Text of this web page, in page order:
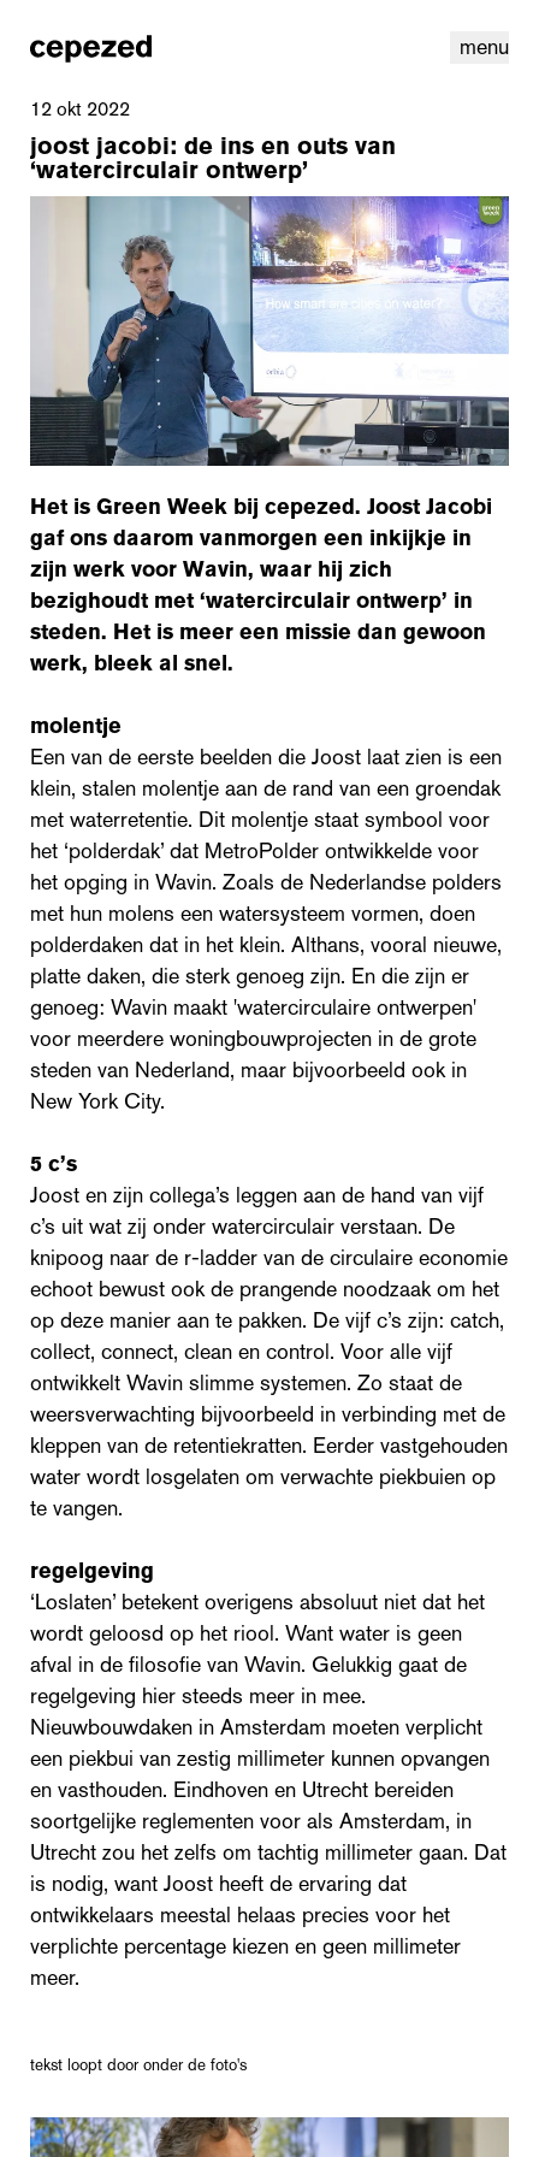
menu
linkedininstagram cookiesnl | en
12 okt 2022
joost jacobi: de ins en outs van
‘watercirculair ontwerp’
Het is Green Week bij cepezed. Joost Jacobi
gaf ons daarom vanmorgen een inkijkje in
zijn werk voor Wavin, waar hij zich
bezighoudt met ‘watercirculair ontwerp’ in
steden. Het is meer een missie dan gewoon
werk, bleek al snel.
molentje
Een van de eerste beelden die Joost laat zien is een
klein, stalen molentje aan de rand van een groendak
met waterretentie. Dit molentje staat symbool voor
het ‘polderdak’ dat MetroPolder ontwikkelde voor
het opging in Wavin. Zoals de Nederlandse polders
met hun molens een watersysteem vormen, doen
polderdaken dat in het klein. Althans, vooral nieuwe,
platte daken, die sterk genoeg zijn. En die zijn er
genoeg: Wavin maakt 'watercirculaire ontwerpen'
voor meerdere woningbouwprojecten in de grote
steden van Nederland, maar bijvoorbeeld ook in
New York City.
5 c’s
Joost en zijn collega’s leggen aan de hand van vijf
c’s uit wat zij onder watercirculair verstaan. De
knipoog naar de r-ladder van de circulaire economie
echoot bewust ook de prangende noodzaak om het
op deze manier aan te pakken. De vijf c’s zijn: catch,
collect, connect, clean en control. Voor alle vijf
ontwikkelt Wavin slimme systemen. Zo staat de
weersverwachting bijvoorbeeld in verbinding met de
kleppen van de retentiekratten. Eerder vastgehouden
water wordt losgelaten om verwachte piekbuien op
te vangen.
regelgeving
‘Loslaten’ betekent overigens absoluut niet dat het
wordt geloosd op het riool. Want water is geen
afval in de filosofie van Wavin. Gelukkig gaat de
regelgeving hier steeds meer in mee.
Nieuwbouwdaken in Amsterdam moeten verplicht
een piekbui van zestig millimeter kunnen opvangen
en vasthouden. Eindhoven en Utrecht bereiden
soortgelijke reglementen voor als Amsterdam, in
Utrecht zou het zelfs om tachtig millimeter gaan. Dat
is nodig, want Joost heeft de ervaring dat
ontwikkelaars meestal helaas precies voor het
verplichte percentage kiezen en geen millimeter
meer.
tekst loopt door onder de foto's